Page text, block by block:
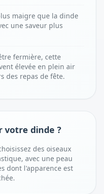
maigre que la dinde
une saveur plus
fermière, cette
élevée en plein air
des repas de fête.
votre dinde ?
des oiseaux
avec une peau
dont l'apparence est